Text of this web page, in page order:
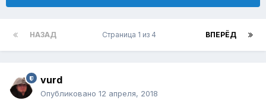
НАЗАД ВПЕРЁД
Страница 1 из 4
vurd
Опубликовано 12 апреля, 2018